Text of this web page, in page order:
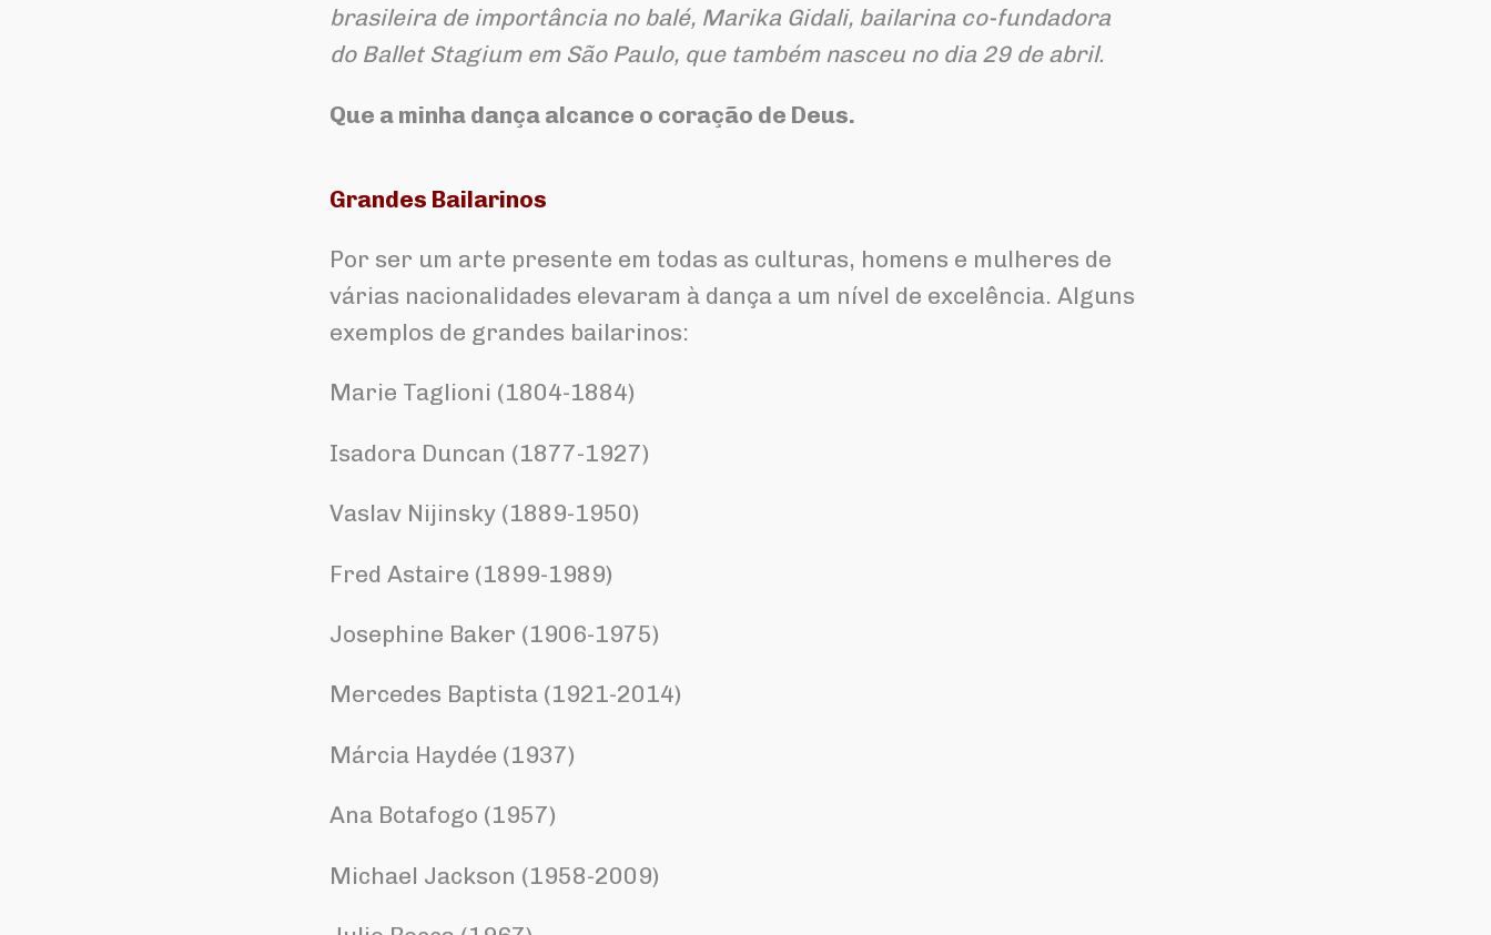
brasileira de importância no balé, Marika Gidali, bailarina co-fundadora
do Ballet Stagium em São Paulo, que também nasceu no dia 29 de abril.
Que a minha dança alcance o coração de Deus.
Grandes Bailarinos
Por ser um arte presente em todas as culturas, homens e mulheres de
várias nacionalidades elevaram à dança a um nível de excelência. Alguns
exemplos de grandes bailarinos:
Marie Taglioni (1804-1884)
Isadora Duncan (1877-1927)
Vaslav Nijinsky (1889-1950)
Fred Astaire (1899-1989)
Josephine Baker (1906-1975)
Mercedes Baptista (1921-2014)
Márcia Haydée (1937)
Ana Botafogo (1957)
Michael Jackson (1958-2009)